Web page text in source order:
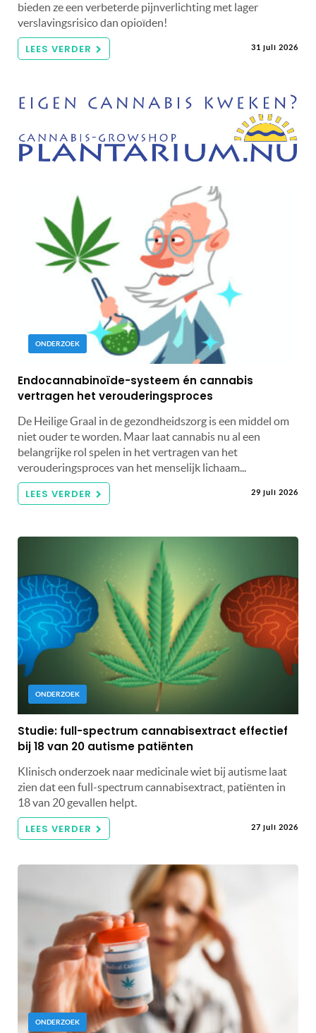
bieden ze een verbeterde pijnverlichting met lager
verslavingsrisico dan opioïden!
LEES VERDER 31 juli 2026
ONDERZOEK
Endocannabinoïde-systeem én cannabis
vertragen het verouderingsproces
De Heilige Graal in de gezondheidszorg is een middel om
niet ouder te worden. Maar laat cannabis nu al een
belangrijke rol spelen in het vertragen van het
verouderingsproces van het menselijk lichaam...
LEES VERDER 29 juli 2026
ONDERZOEK
Studie: full-spectrum cannabisextract effectief
bij 18 van 20 autisme patiënten
Klinisch onderzoek naar medicinale wiet bij autisme laat
zien dat een full-spectrum cannabisextract, patiënten in
18 van 20 gevallen helpt.
LEES VERDER 27 juli 2026
ONDERZOEK